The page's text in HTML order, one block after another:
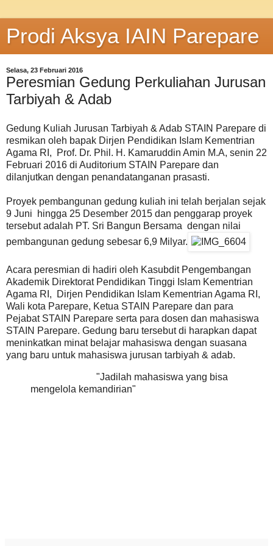
Prodi Aksya IAIN Parepare
Selasa, 23 Februari 2016
Peresmian Gedung Perkuliahan Jurusan
Tarbiyah & Adab
Gedung Kuliah Jurusan Tarbiyah & Adab STAIN Parepare di
resmikan oleh bapak Dirjen Pendidikan Islam Kementrian
Agama RI, Prof. Dr. Phil. H. Kamaruddin Amin M.A, senin 22
Februari 2016 di Auditorium STAIN Parepare dan
dilanjutkan dengan penandatanganan prasasti.
Proyek pembangunan gedung kuliah ini telah berjalan sejak
9 Juni hingga 25 Desember 2015 dan penggarap proyek
tersebut adalah PT. Sri Bangun Bersama dengan nilai
pembangunan gedung sebesar 6,9 Milyar.
Acara peresmian di hadiri oleh Kasubdit Pengembangan
Akademik Direktorat Pendidikan Tinggi Islam Kementrian
Agama RI, Dirjen Pendidikan Islam Kementrian Agama RI,
Wali kota Parepare, Ketua STAIN Parepare dan para
Pejabat STAIN Parepare serta para dosen dan mahasiswa
STAIN Parepare. Gedung baru tersebut di harapkan dapat
meninkatkan minat belajar mahasiswa dengan suasana
yang baru untuk mahasiswa jurusan tarbiyah & adab.
"Jadilah mahasiswa yang bisa
mengelola kemandirian"